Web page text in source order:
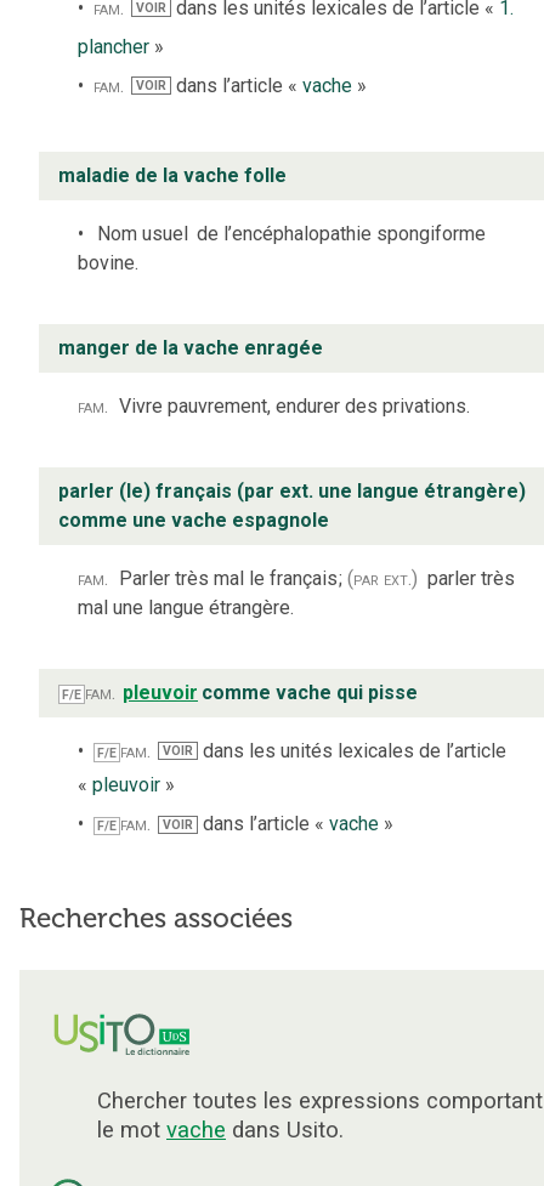
fam. VOIR dans les unités lexicales de l’article « 1.
plancher »
fam.
VOIR dans l’article « vache»
maladie de la vache folle
Nom usuel de l’encéphalopathie spongiforme
bovine.
manger de la vache enragée
fam. Vivre pauvrement, endurer des privations.
parler (le) français (par ext. une langue étrangère)
comme une vache espagnole
fam. Parler très mal le français; (par ext.) parler très
mal une langue étrangère.
F/E fam. pleuvoir comme vache qui pisse
F/E fam. VOIR
dans les unités lexicales de l’article
« pleuvoir »
F/E fam. VOIR dans l’article «vache »
Recherches associées
Chercher toutes les expressions comportant
le mot vache dans Usito.